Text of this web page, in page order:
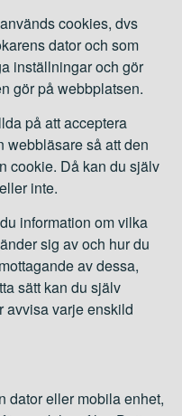
cookies, dvs
dator och som
inställningar och gör
gör på webbplatsen.
på att acceptera
webbläsare så att den
cookie. Då kan du själv
inte.
information om vilka
sig av och hur du
av dessa,
sätt kan du själv
avvisa varje enskild
dator eller mobila enhet,